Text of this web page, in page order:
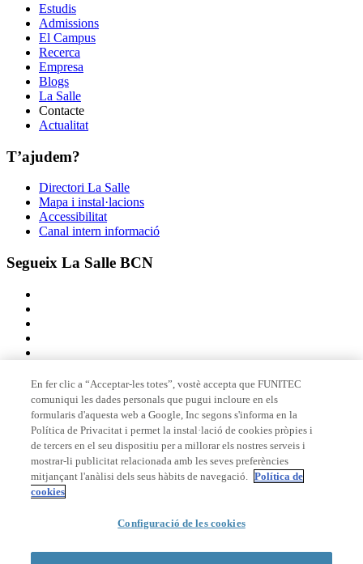
Estudis
Admissions
El Campus
Recerca
Empresa
Blogs
La Salle
Contacte
Actualitat
T’ajudem?
Directori La Salle
Mapa i instal·lacions
Accessibilitat
Canal intern informació
Segueix La Salle BCN
Membre de
Acreditacions
© 2026 La Salle Campus Barcelona - URL |Avís legal
En fer clic a “Acceptar-les totes”, vostè accepta que FUNITEC
comuniqui les dades personals que pugui incloure en els
formularis d'aquesta web a Google, Inc segons s'informa en la
Política de Privacitat i permet la instal·lació de cookies pròpies i
de tercers en el seu dispositiu per a millorar els nostres serveis i
mostrar-li publicitat relacionada amb les seves preferències
mitjançant l'anàlisi dels seus hàbits de navegació. Política de
cookies
Configuració de les cookies